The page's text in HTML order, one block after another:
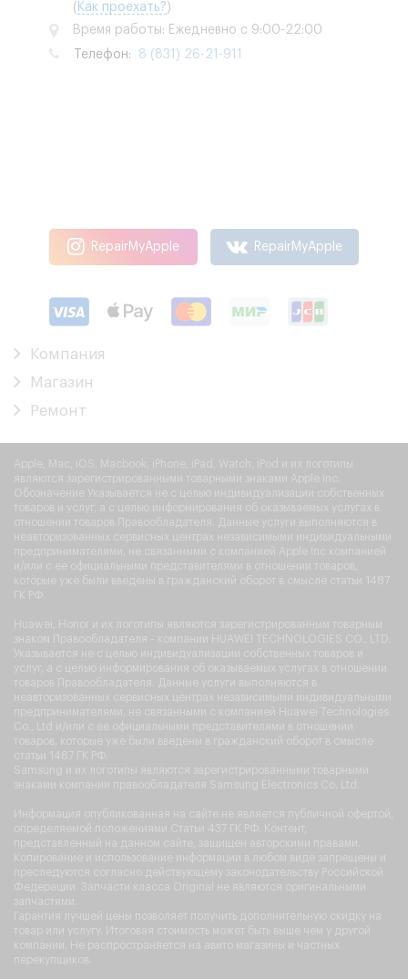
( Как проехать? )
Время работы: Ежедневно с 9:00-22:00
Телефон: 8 (831) 26-21-911
RepairMyApple RepairMyApple
Компания
Магазин
Ремонт
Apple, Mac, iOS, Macbook, iPhone, iPad, Watch, iPod и их логотипы
являются зарегистрированными товарными знаками Apple Inc.
Обозначение Указывается не с целью индивидуализации собственных
товаров и услуг, а с целью информирования об оказываемых услугах в
отношении товаров Правообладателя. Данные услуги выполняются в
неавторизованных сервисных центрах независимыми индивидуальными
предпринимателями, не связанными с компанией Apple Inc компанией
и/или с ее официальными представителями в отношении товаров,
которые уже были введены в гражданский оборот в смысле статьи 1487
ГК РФ.
Huawei, Honor и их логотипы являются зарегистрированным товарным
знаком Правообладателя - компании HUAWEI TECHNOLOGIES CO., LTD.
Указывается не с целью индивидуализации собственных товаров и
услуг, а с целью информирования об оказываемых услугах в отношении
товаров Правообладателя. Данные услуги выполняются в
неавторизованных сервисных центрах независимыми индивидуальными
предпринимателями, не связанными с компанией Huawei Technologies
Co., Ltd и/или с ее официальными представителями в отношении
товаров, которые уже были введены в гражданский оборот в смысле
статьи 1487 ГК РФ.
Samsung и их логотипы являются зарегистрированными товарными
знаками компании правообладателя Samsung Electronics Co. Ltd.
Информация опубликованная на сайте не является публичной офертой,
определяемой положениями Статьи 437 ГК РФ. Контент,
представленный на данном сайте, защищен авторскими правами.
Копирование и использование информации в любом виде запрещены и
преследуются согласно действующему законодательству Российской
Федерации. Запчасти класса Original не являются оригинальными
запчастями.
Гарантия лучшей цены позволяет получить дополнительную скидку на
товар или услугу. Итоговая стоимость может быть выше чем у другой
компании. Не распространяется на авито магазины и частных
перекупщиков.